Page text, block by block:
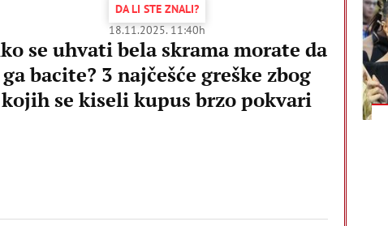
DA LI STE ZNALI?
18.11.2025. 11:40h
se uhvati bela skrama morate da
ga bacite? 3 najčešće greške zbog
kojih se kiseli kupus brzo pokvari